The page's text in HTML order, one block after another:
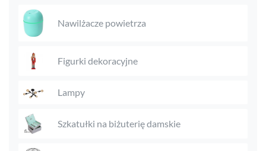
Nawilżacze powietrza
Figurki dekoracyjne
Lampy
Szkatułki na biżuterię damskie